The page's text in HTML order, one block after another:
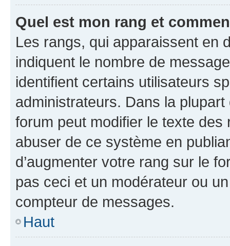
Quel est mon rang et
Les rangs, qui apparaissent en
indiquent le nombre de
identifient certains utilisateurs
administrateurs. Dans la
forum peut modifier le texte
abuser de ce système en
d’augmenter votre rang sur le
pas ceci et un modérateur ou
compteur de messages.
Haut